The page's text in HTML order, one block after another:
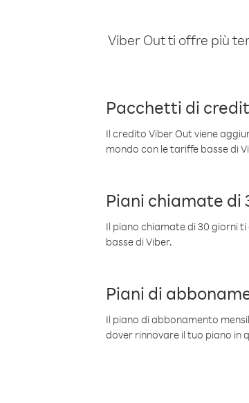
Viber Out ti offre più
Pacchetti di
Il credito Viber Out viene
mondo con le tariffe basse di
Piani chiamate di
Il piano chiamate di 30 giorni
basse di Viber.
Piani di
Il piano di abbonamento
dover rinnovare il tuo piano in